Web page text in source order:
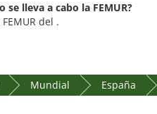
se lleva a cabo la FEMUR?
del .
Mundial España